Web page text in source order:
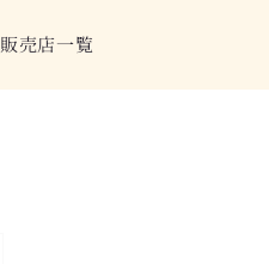
販売店一覧